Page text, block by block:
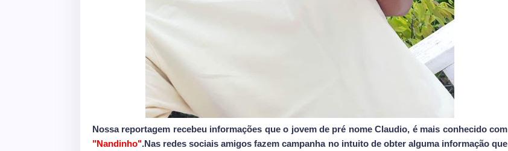
Nossa reportagem recebeu informações que o jovem de pré nome Claudio, é mais conhecido com
"Nandinho".Nas redes sociais amigos fazem campanha no intuito de obter alguma informação que